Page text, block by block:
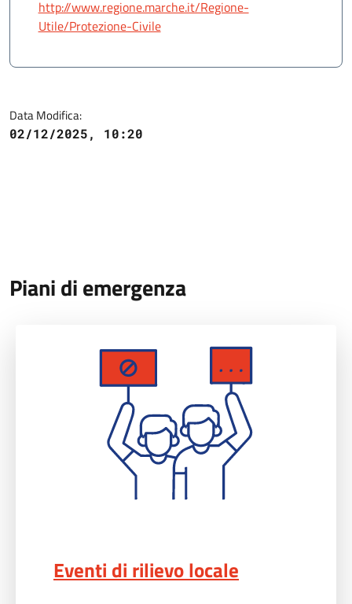
http://www.regione.marche.it/Regione-
Utile/Protezione-Civile
Data Modifica:
02/12/2025, 10:20
Piani di emergenza
Eventi di rilievo locale